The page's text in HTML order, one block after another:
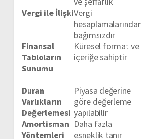
Vergi ile İlişkiVergi
hesaplamalarından
bağımsızdır
Finansal
Tabloların
Sunumu
Küresel format ve
içeriğe sahiptir
Duran
Varlıkların
Değerlemesi
Piyasa değerine
göre değerleme
yapılabilir
Amortisman
Yöntemleri
Daha fazla
esneklik tanır